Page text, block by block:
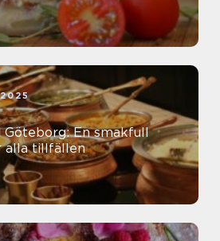
En smakfull
alla tillfällen